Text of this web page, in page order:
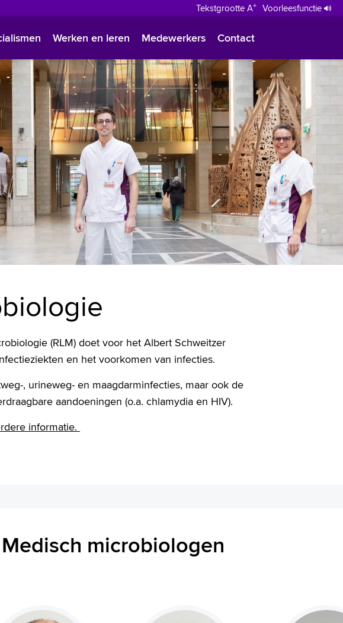
Tekstgrootte A+ Voorleesfunctie
Polski
Türkçe
Arabisch
Werken en leren Medewerkers Contact
(RLM) doet voor het Albert Schweitzer
en het voorkomen van infecties.
, urineweg- en maagdarminfecties, maar ook de
aandoeningen (o.a. chlamydia en HIV).
informatie.
Medisch microbiologen